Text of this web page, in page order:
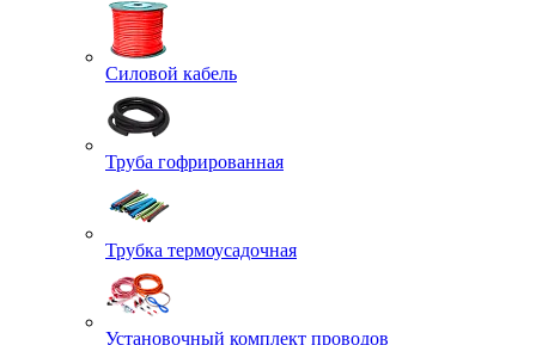
Силовой кабель
Труба гофрированная
Трубка термоусадочная
Установочный комплект проводов